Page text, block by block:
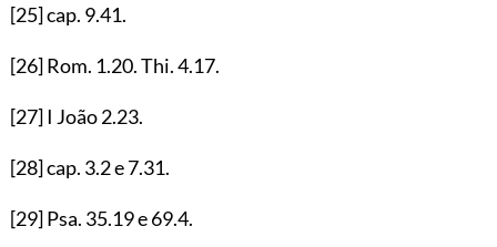
[25]cap. 9.41.
[26]Rom. 1.20. Thi.4.17.
[27]I João2.23.
[28]cap. 3.2e7.31.
[29]Psa. 35.19e69.4.